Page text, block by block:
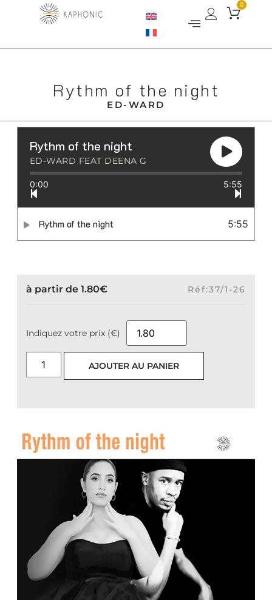
0
ED-WARD
Rythm of the night
Rythm of the night
ED-WARD FEAT DEENA G
0:00 5:55
Rythm of the night 5:55
à partir de 1.80€ Réf:37/1-26
Indiquez votre prix (€)
AJOUTER AU PANIER